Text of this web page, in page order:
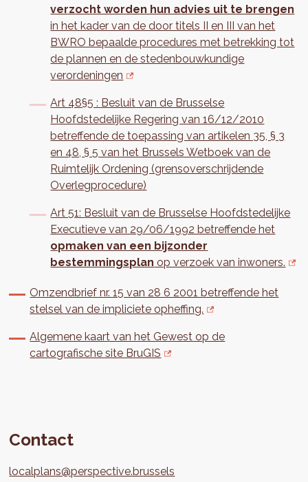
verzocht worden hun advies uit te brengen
in het kader van de door titels II en III van het
BWRO bepaalde procedures met betrekking tot
de plannen en de stedenbouwkundige
verordeningen
Art 48§5 : Besluit van de Brusselse
Hoofdstedelijke Regering van 16/12/2010
betreffende de toepassing van artikelen 35, § 3
en 48, § 5 van het Brussels Wetboek van de
Ruimtelijk Ordening (grensoverschrijdende
Overlegprocedure)
Art 51: Besluit van de Brusselse Hoofdstedelijke
Executieve van 29/06/1992 betreffende het
opmaken van een bijzonder
bestemmingsplan op verzoek van inwoners.
Omzendbrief nr. 15 van 28 6 2001 betreffende het
stelsel van de impliciete opheffing.
Algemene kaart van het Gewest op de
cartografische site BruGIS
Contact
localplans@perspective.brussels